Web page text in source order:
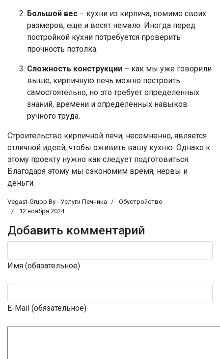
Большой вес – кухни из кирпича, помимо своих
размеров, еще и весят немало. Иногда перед
постройкой кухни потребуется проверить
прочность потолка.
Сложность конструкции – как мы уже говорили
выше, кирпичную печь можно построить
самостоятельно, но это требует определенных
знаний, времени и определенных навыков
ручного труда.
Строительство кирпичной печи, несомненно, является
отличной идеей, чтобы оживить вашу кухню. Однако к
этому проекту нужно как следует подготовиться.
Благодаря этому мы сэкономим время, нервы и
деньги.
Vegast-Grupp.By - Услуги Печника
Обустройство
12 ноября 2024
Добавить комментарий
Имя (обязательное)
E-Mail (обязательное)